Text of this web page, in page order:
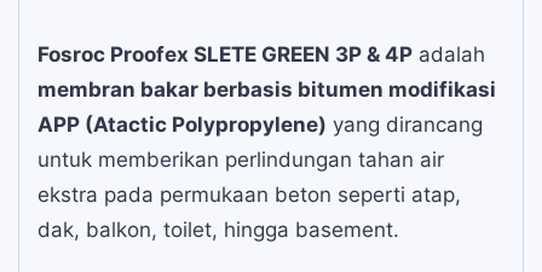
Fosroc Proofex SLETE GREEN 3P & 4P adalah
membran bakar berbasis bitumen modifikasi
APP (Atactic Polypropylene) yang dirancang
untuk memberikan perlindungan tahan air
ekstra pada permukaan beton seperti atap,
dak, balkon, toilet, hingga basement.